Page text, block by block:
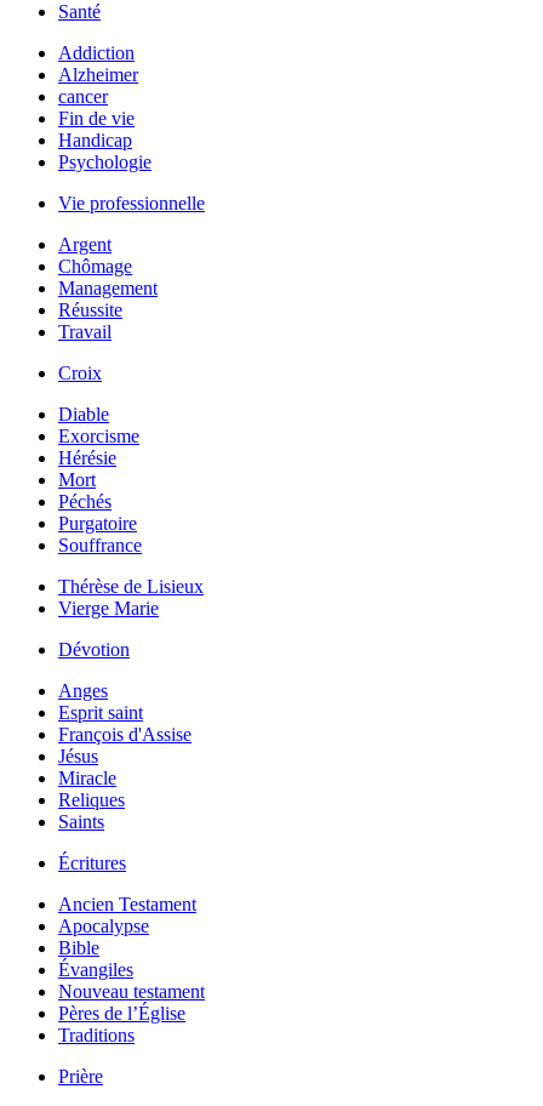
Santé
Addiction
Alzheimer
cancer
Fin de vie
Handicap
Psychologie
Vie professionnelle
Argent
Chômage
Management
Réussite
Travail
Croix
Diable
Exorcisme
Hérésie
Mort
Péchés
Purgatoire
Souffrance
Thérèse de Lisieux
Vierge Marie
Dévotion
Anges
Esprit saint
François d'Assise
Jésus
Miracle
Reliques
Saints
Écritures
Ancien Testament
Apocalypse
Bible
Évangiles
Nouveau testament
Pères de l’Église
Traditions
Prière